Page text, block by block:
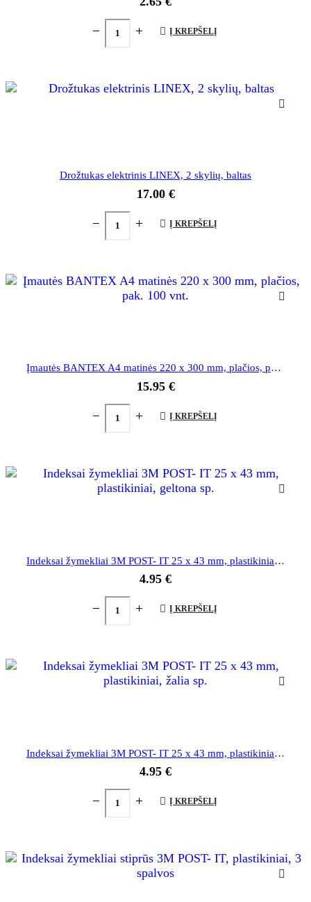
Į KREPŠELĮ
Drožtukas elektrinis LINEX, 2 skylių, baltas
17.00 €
Į KREPŠELĮ
Įmautės BANTEX A4 matinės 220 x 300 mm, plačios, pak. 100 vnt.
15.95 €
Į KREPŠELĮ
Indeksai žymekliai 3M POST- IT 25 x 43 mm, plastikiniai, geltona sp.
4.95 €
Į KREPŠELĮ
Indeksai žymekliai 3M POST- IT 25 x 43 mm, plastikiniai, žalia sp.
4.95 €
Į KREPŠELĮ